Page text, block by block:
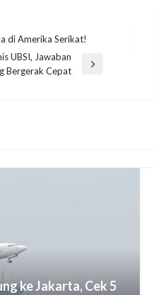
di Amerika Serikat!
UBSI, Jawaban
Bergerak Cepat
ke Jakarta, Cek 5